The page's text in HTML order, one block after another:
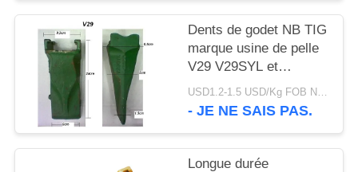
Dents de godet NB TIG
marque usine de pelle
V29 V29SYL et
adaptateur, dents de
roche pour pelle
USD1.2-1.5 USD/Kg FOB Ningbo MOQ:2 tonnes
- JE NE SAIS PAS.
Longue durée